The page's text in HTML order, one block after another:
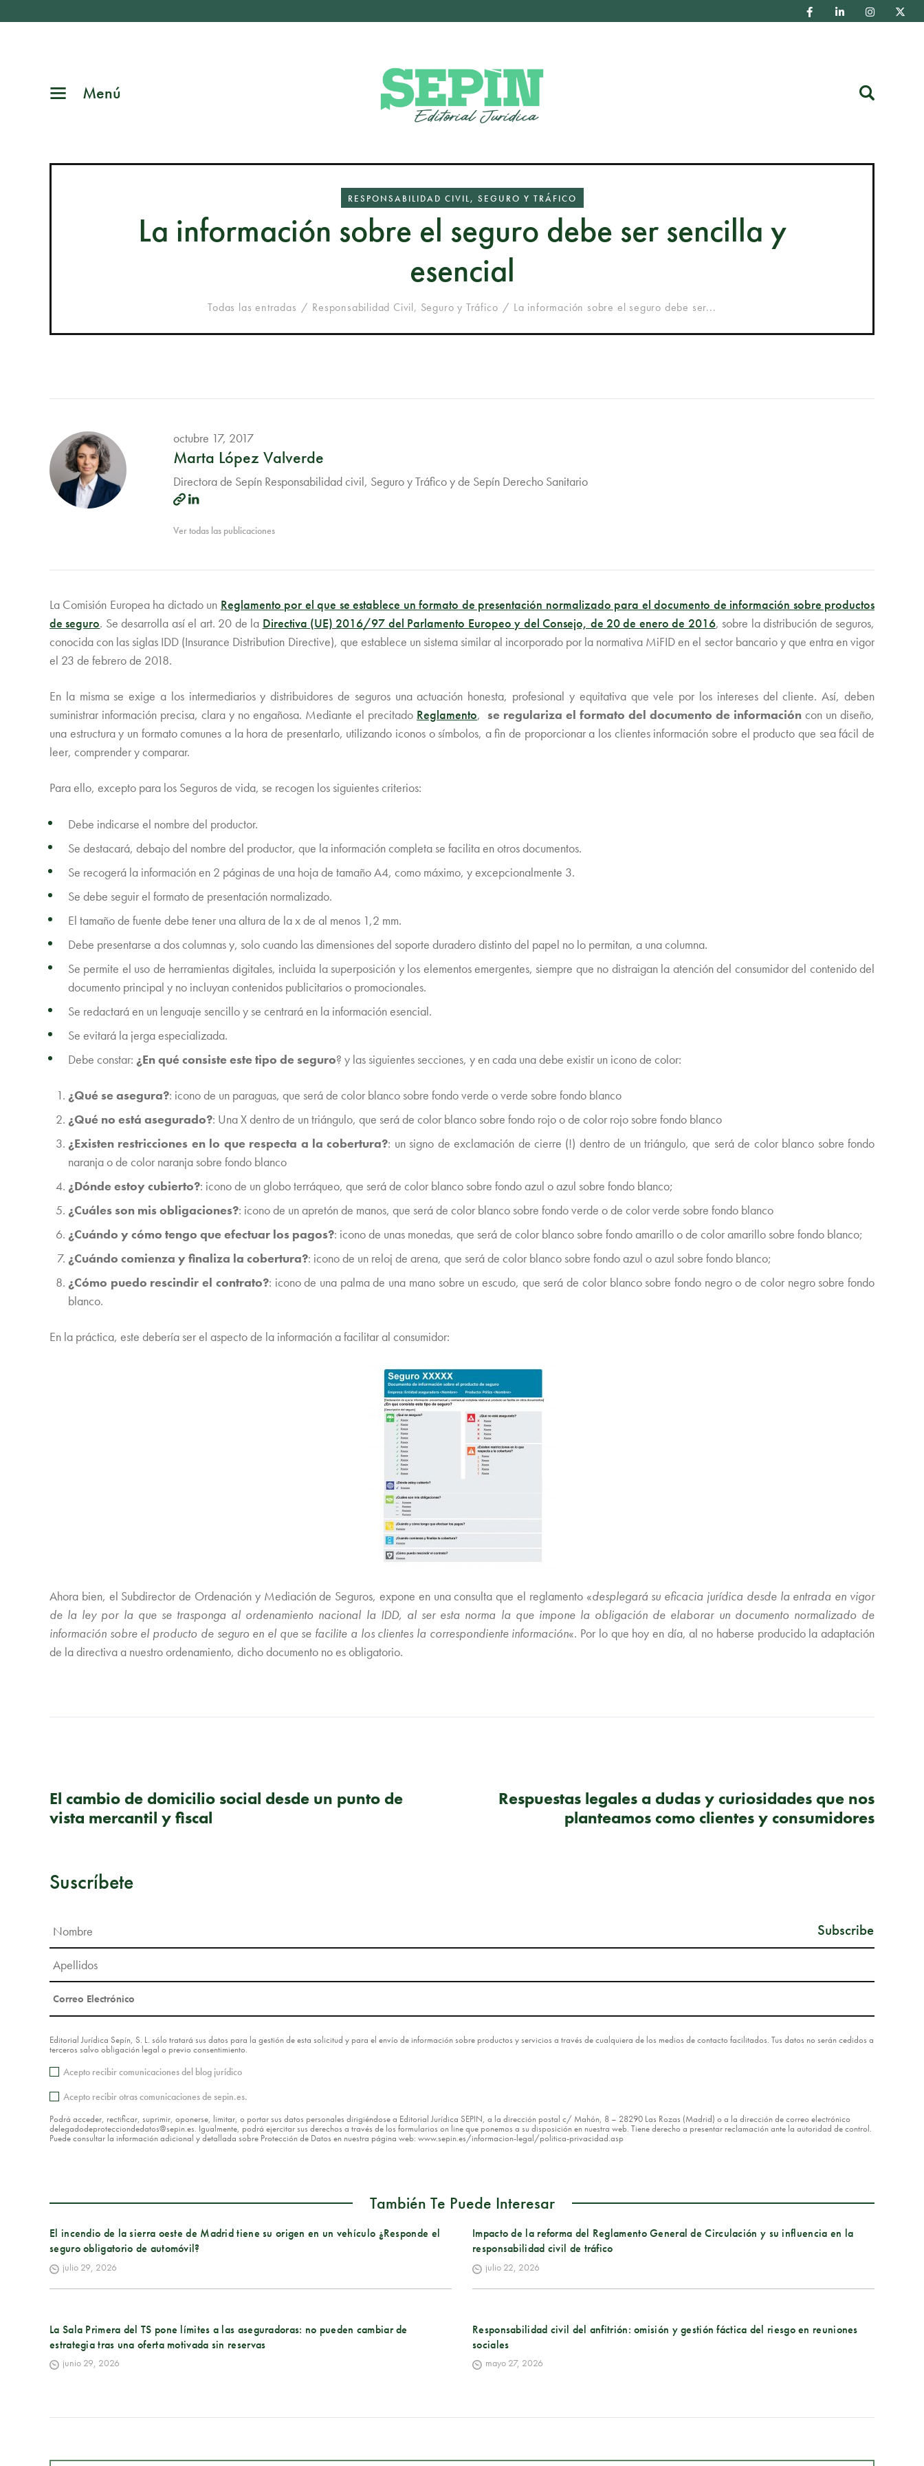
Menú
RESPONSABILIDAD CIVIL, SEGURO Y TRÁFICO
La información sobre el seguro debe ser sencilla y
esencial
Todas las entradas Responsabilidad Civil, Seguro y Tráfico La información sobre el seguro debe ser...
octubre 17, 2017
Marta López Valverde
Directora de Sepín Responsabilidad civil, Seguro y Tráfico y de Sepín Derecho Sanitario
Ver todas las publicaciones
La Comisión Europea ha dictado un Reglamento por el que se establece un formato de presentación normalizado para el documento de información sobre productos
de seguro. Se desarrolla así el art. 20 de la Directiva (UE) 2016/97 del Parlamento Europeo y del Consejo, de 20 de enero de 2016, sobre la distribución de seguros,
conocida con las siglas IDD (Insurance Distribution Directive), que establece un sistema similar al incorporado por la normativa MiFID en el sector bancario y que entra en vigor
el 23 de febrero de 2018.
En la misma se exige a los intermediarios y distribuidores de seguros una actuación honesta, profesional y equitativa que vele por los intereses del cliente. Así, deben
suministrar información precisa, clara y no engañosa. Mediante el precitado Reglamento, se regulariza el formato del documento de información con un diseño,
una estructura y un formato comunes a la hora de presentarlo, utilizando iconos o símbolos, a fin de proporcionar a los clientes información sobre el producto que sea fácil de
leer, comprender y comparar.
Para ello, excepto para los Seguros de vida, se recogen los siguientes criterios:
Debe indicarse el nombre del productor.
Se destacará, debajo del nombre del productor, que la información completa se facilita en otros documentos.
Se recogerá la información en 2 páginas de una hoja de tamaño A4, como máximo, y excepcionalmente 3.
Se debe seguir el formato de presentación normalizado.
El tamaño de fuente debe tener una altura de la x de al menos 1,2 mm.
Debe presentarse a dos columnas y, solo cuando las dimensiones del soporte duradero distinto del papel no lo permitan, a una columna.
Se permite el uso de herramientas digitales, incluida la superposición y los elementos emergentes, siempre que no distraigan la atención del consumidor del contenido del
documento principal y no incluyan contenidos publicitarios o promocionales.
Se redactará en un lenguaje sencillo y se centrará en la información esencial.
Se evitará la jerga especializada.
Debe constar: ¿En qué consiste este tipo de seguro? y las siguientes secciones, y en cada una debe existir un icono de color:
¿Qué se asegura?: icono de un paraguas, que será de color blanco sobre fondo verde o verde sobre fondo blanco
¿Qué no está asegurado?: Una X dentro de un triángulo, que será de color blanco sobre fondo rojo o de color rojo sobre fondo blanco
¿Existen restricciones en lo que respecta a la cobertura?: un signo de exclamación de cierre (!) dentro de un triángulo, que será de color blanco sobre fondo
naranja o de color naranja sobre fondo blanco
¿Dónde estoy cubierto?: icono de un globo terráqueo, que será de color blanco sobre fondo azul o azul sobre fondo blanco;
¿Cuáles son mis obligaciones?: icono de un apretón de manos, que será de color blanco sobre fondo verde o de color verde sobre fondo blanco
¿Cuándo y cómo tengo que efectuar los pagos?: icono de unas monedas, que será de color blanco sobre fondo amarillo o de color amarillo sobre fondo blanco;
¿Cuándo comienza y finaliza la cobertura?: icono de un reloj de arena, que será de color blanco sobre fondo azul o azul sobre fondo blanco;
¿Cómo puedo rescindir el contrato?: icono de una palma de una mano sobre un escudo, que será de color blanco sobre fondo negro o de color negro sobre fondo
blanco.
En la práctica, este debería ser el aspecto de la información a facilitar al consumidor:
Ahora bien, el Subdirector de Ordenación y Mediación de Seguros, expone en una consulta que el reglamento «desplegará su eficacia jurídica desde la entrada en vigor
de la ley por la que se trasponga al ordenamiento nacional la IDD, al ser esta norma la que impone la obligación de elaborar un documento normalizado de
información sobre el producto de seguro en el que se facilite a los clientes la correspondiente información«. Por lo que hoy en día, al no haberse producido la adaptación
de la directiva a nuestro ordenamiento, dicho documento no es obligatorio.
El cambio de domicilio social desde un punto de
vista mercantil y fiscal
Respuestas legales a dudas y curiosidades que nos
planteamos como clientes y consumidores
Suscríbete
Editorial Jurídica Sepín, S. L. sólo tratará sus datos para la gestión de esta solicitud y para el envío de información sobre productos y servicios a través de cualquiera de los medios de contacto facilitados. Tus datos no serán cedidos a
terceros salvo obligación legal o previo consentimiento.
Acepto recibir comunicaciones del blog jurídico
Acepto recibir otras comunicaciones de sepin.es.
Podrá acceder, rectificar, suprimir, oponerse, limitar, o portar sus datos personales dirigiéndose a Editorial Jurídica SEPIN, a la dirección postal c/ Mahón, 8 – 28290 Las Rozas (Madrid) o a la dirección de correo electrónico
delegadodeprotecciondedatos@sepin.es. Igualmente, podrá ejercitar sus derechos a través de los formularios on line que ponemos a su disposición en nuestra web. Tiene derecho a presentar reclamación ante la autoridad de control.
Puede consultar la información adicional y detallada sobre Protección de Datos en nuestra página web: www.sepin.es/informacion-legal/politica-privacidad.asp
También Te Puede Interesar
El incendio de la sierra oeste de Madrid tiene su origen en un vehículo ¿Responde el
seguro obligatorio de automóvil?
julio 29, 2026
Impacto de la reforma del Reglamento General de Circulación y su influencia en la
responsabilidad civil de tráfico
julio 22, 2026
La Sala Primera del TS pone límites a las aseguradoras: no pueden cambiar de
estrategia tras una oferta motivada sin reservas
junio 29, 2026
Responsabilidad civil del anfitrión: omisión y gestión fáctica del riesgo en reuniones
sociales
mayo 27, 2026